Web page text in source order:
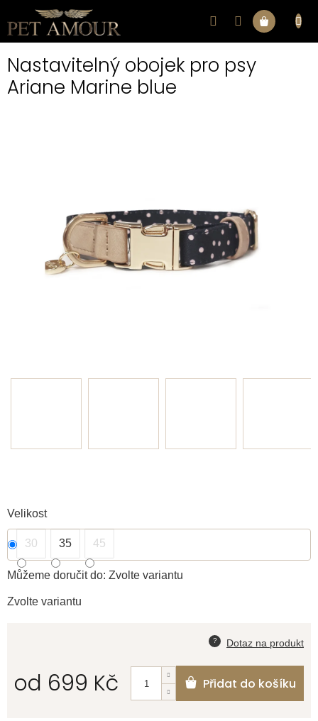
obsah
Nákupní
Nastavitelný obojek pro psy
Ariane Marine blue
Zvolte variantu
Velikost
30 35 45
Můžeme doručit do: Zvolte variantu
od 699 Kč Přidat do košíku